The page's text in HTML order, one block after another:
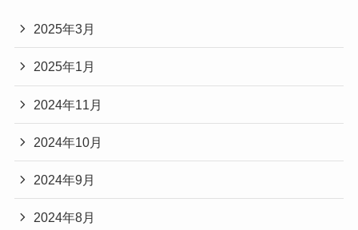
2025年3月
2025年1月
2024年11月
2024年10月
2024年9月
2024年8月